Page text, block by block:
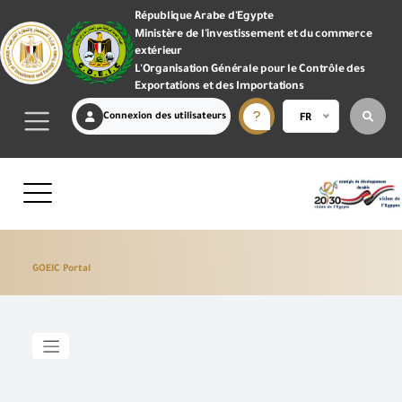
République Arabe d'Egypte
Ministère de l'investissement et du commerce
extérieur
L'Organisation Générale pour le Contrôle des
Exportations et des Importations
Connexion des utilisateurs FR
GOEIC Portal